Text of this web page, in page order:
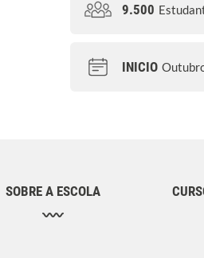
9.500
INICIO
SOBRE A ESCOLA